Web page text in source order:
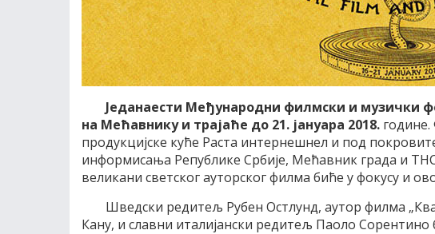
Једанаести Међународни филмски и музички
на Мећавнику и трајаће до 21. јануара 2018.
продукцијске куће Раста интернешнел и под
информисања Републике Србије, Мећавник града и
великани светског ауторског филма биће у фокусу и
Шведски редитељ Рубен Остлунд, аутор филма
Кану, и славни италијански редитељ Паоло